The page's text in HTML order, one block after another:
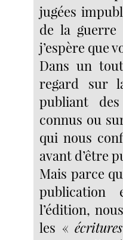
jugées
de la guerre
j’espère que
Dans un
regard sur
publiant
connus ou
qui nous
avant d’être
Mais parce
publication
l’édition,
les «